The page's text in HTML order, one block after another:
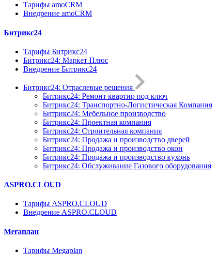
Тарифы amoCRM
Внедрение amoCRM
Битрикс24
Тарифы Битрикс24
Битрикс24: Маркет Плюс
Внедрение Битрикс24
Битрикс24: Отраслевые решения
Битрикс24: Ремонт квартир под ключ
Битрикс24: Транспортно-Логистическая Компания
Битрикс24: Мебельное производство
Битрикс24: Проектная компания
Битрикс24: Строительная компания
Битрикс24: Продажа и производство дверей
Битрикс24: Продажа и производство окон
Битрикс24: Продажа и производство кухонь
Битрикс24: Обслуживание Газового оборудования
ASPRO.CLOUD
Тарифы ASPRO.CLOUD
Внедрение ASPRO.CLOUD
Мегаплан
Тарифы Megaplan